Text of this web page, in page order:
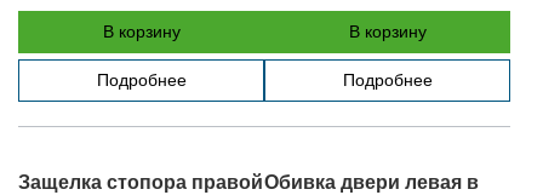
В корзину
Подробнее
В корзину
Подробнее
Защелка стопора правойОбивка двери левая в